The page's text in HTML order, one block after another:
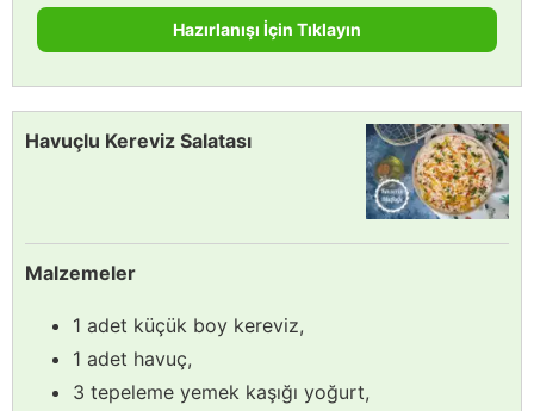
Hazırlanışı İçin Tıklayın
Havuçlu Kereviz Salatası
Malzemeler
1 adet küçük boy kereviz,
1 adet havuç,
3 tepeleme yemek kaşığı yoğurt,